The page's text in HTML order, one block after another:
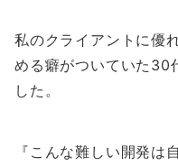
私のクライアントに優
める癖がついていた30
した。
『こんな難しい開発は